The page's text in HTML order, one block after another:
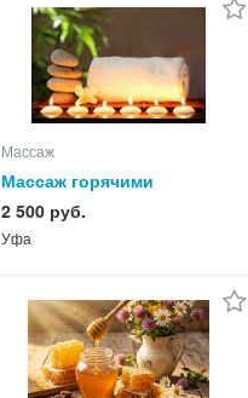
Массаж
Массаж горячими
апельсинами
2 500 руб.
Уфа